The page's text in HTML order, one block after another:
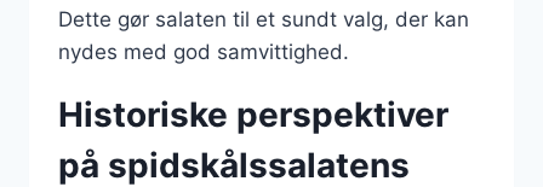
Dette gør salaten til et sundt valg, der kan
nydes med god samvittighed.
Historiske perspektiver
på spidskålssalatens